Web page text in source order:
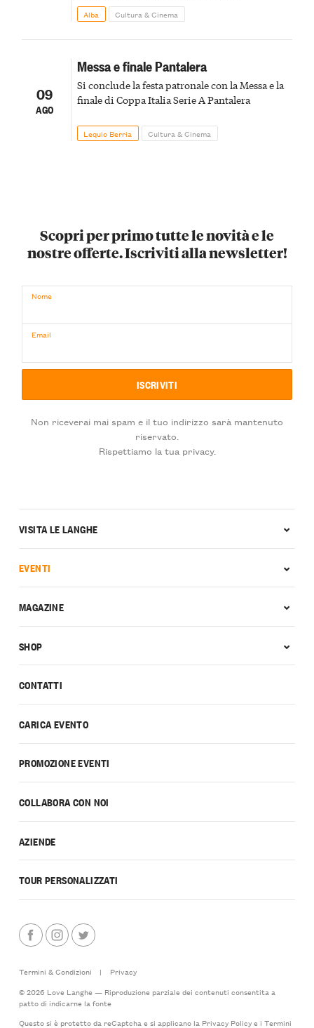
Alba Cultura & Cinema
09
AGO
Messa e finale Pantalera
Si conclude la festa patronale con la Messa e la
finale di Coppa Italia Serie A Pantalera
Lequio Berria Cultura & Cinema
Scopri per primo tutte le novità e le
nostre offerte. Iscriviti alla newsletter!
Nome
Email
Non riceverai mai spam e il tuo indirizzo sarà mantenuto
riservato.
Rispettiamo la tua privacy.
CONTATTI
CARICA EVENTO
PROMOZIONE EVENTI
COLLABORA CON NOI
AZIENDE
TOUR PERSONALIZZATI
VISITA LE LANGHE
EVENTI
MAGAZINE
SHOP
Termini & Condizioni |
Privacy
© 2026 Love Langhe — Riproduzione parziale dei contenuti consentita a
patto di indicarne la fonte
Questo si è protetto da reCaptcha e si applicano la Privacy Policye i Termini